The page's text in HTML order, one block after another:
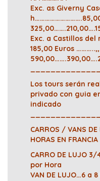
Exc. as Giverny
Exc. a Castillos del
185,00 Euros
Los tours serán
privado con guia
indicado
CARROS / VANS
HORAS EN FRANCIA
CARRO DE LUJO
por Hora
VAN DE LUJO…6